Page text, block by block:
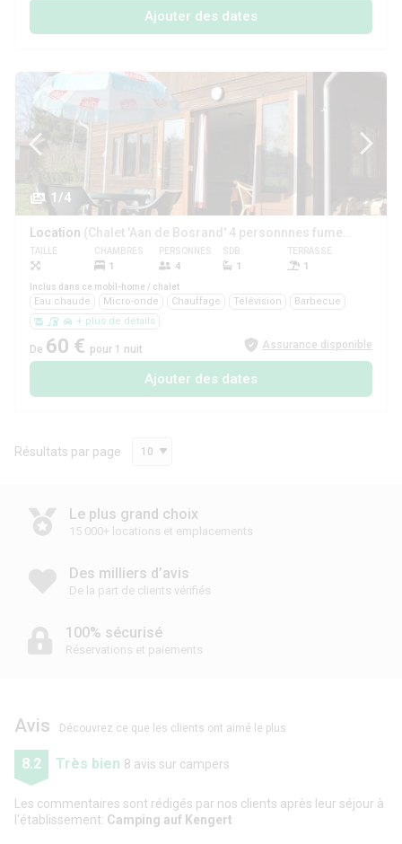
Ajouter des dates
1/4
Location (Chalet 'Aan de Bosrand' 4 personnnes fumeur/chien admis)
TAILLE CHAMBRES
1
PERSONNES
4
SDB
1
TERRASSE
1
Inclus dans ce mobil-home / chalet
Eau chaude Micro-onde Chauffage Télévision
Barbecue
+ plus de détails
De 60 € pour 1 nuit Assurance disponible
Ajouter des dates
Résultats par page 10
Le plus grand choix
15 000+ locations et emplacements
Des milliers d’avis
De la part de clients vérifiés
100% sécurisé
Réservations et paiements
Avis Découvrez ce que les clients ont aimé le plus
8.2 Très bien 8 avis sur campers
Les commentaires sont rédigés par nos clients après leur séjour à
l'établissement: Camping auf Kengert